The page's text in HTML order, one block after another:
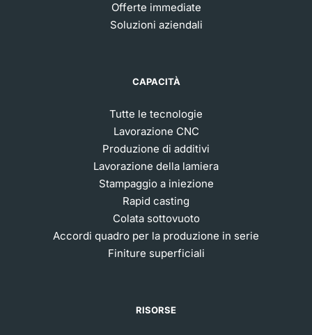
Offerte immediate
Soluzioni aziendali
CAPACITÀ
Tutte le tecnologie
Lavorazione CNC
Produzione di additivi
Lavorazione della lamiera
Stampaggio a iniezione
Rapid casting
Colata sottovuoto
Accordi quadro per la produzione in serie
Finiture superficiali
RISORSE